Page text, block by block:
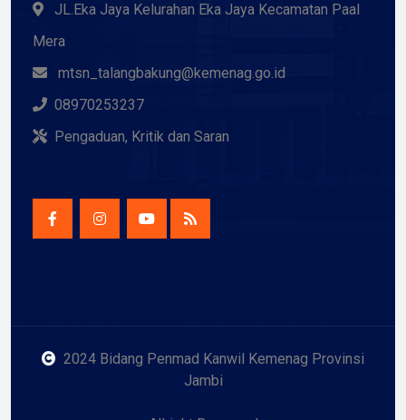
JL.Eka Jaya Kelurahan Eka Jaya Kecamatan Paal
Mera
mtsn_talangbakung@kemenag.go.id
08970253237
Pengaduan, Kritik dan Saran
2024 Bidang Penmad Kanwil Kemenag Provinsi
Jambi